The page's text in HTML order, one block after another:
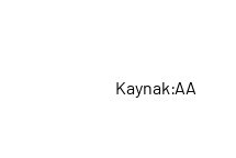
Kaynak:AA